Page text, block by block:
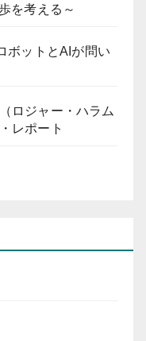
を考える～
ボットとAIが問い
ロジャー・ハラム
レポート